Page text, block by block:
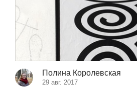
Полина Королевская
29 авг. 2017